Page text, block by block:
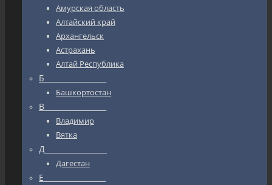
Амурская область
Алтайский край
Архангельск
Астрахань
Алтай Республика
Б_________________
Башкортостан
В_________________
Владимир
Вятка
Д_________________
Дагестан
Е_________________